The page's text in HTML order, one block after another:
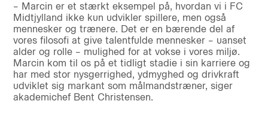
– Marcin er et stærkt eksempel på, hvordan vi i FC
Midtjylland ikke kun udvikler spillere, men også
mennesker og trænere. Det er en bærende del af
vores filosofi at give talentfulde mennesker – uanset
alder og rolle – mulighed for at vokse i vores miljø.
Marcin kom til os på et tidligt stadie i sin karriere og
har med stor nysgerrighed, ydmyghed og drivkraft
udviklet sig markant som målmandstræner, siger
akademichef Bent Christensen.